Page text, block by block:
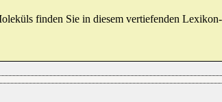
finden Sie in diesem vertiefenden